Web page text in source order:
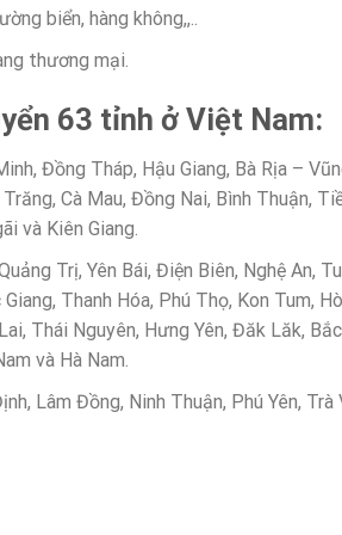
biển, hàng không,,..
thương mại.
63 tỉnh ở Việt Nam:
Đồng Tháp, Hậu Giang, Bà Rịa –
Cà Mau, Đồng Nai, Bình Thuận,
và Kiên Giang.
Trị, Yên Bái, Điện Biên, Nghệ An,
Thanh Hóa, Phú Thọ, Kon Tum,
Thái Nguyên, Hưng Yên, Đăk Lăk,
và Hà Nam.
Lâm Đồng, Ninh Thuận, Phú Yên,